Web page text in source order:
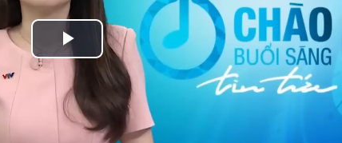
Play
Video